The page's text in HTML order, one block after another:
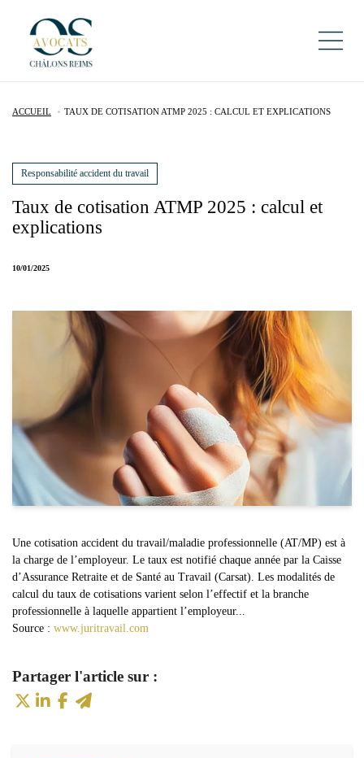
ACCUEIL TAUX DE COTISATION ATMP 2025 : CALCUL ET EXPLICATIONS
Taux de cotisation ATMP 2025 : calcul et
explications
10/01/2025
Responsabilité accident du travail
Source : www.juritravail.com
Une cotisation accident du travail/maladie professionnelle (AT/MP) est à
la charge de l’employeur. Le taux est notifié chaque année par la Caisse
d’Assurance Retraite et de Santé au Travail (Carsat). Les modalités de
calcul du taux de cotisations varient selon l’effectif et la branche
professionnelle à laquelle appartient l’employeur...